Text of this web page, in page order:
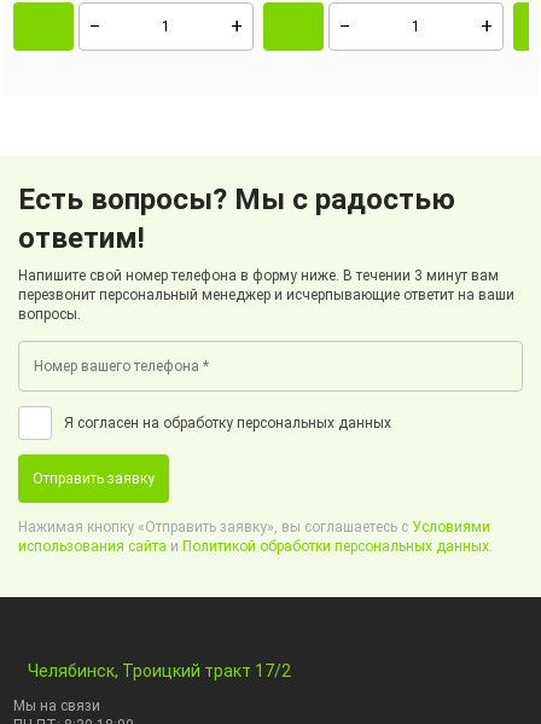
Есть вопросы? Мы с радостью
ответим!
Напишите свой номер телефона в форму ниже. В течении 3 минут вам
перезвонит персональный менеджер и исчерпывающие ответит на ваши
вопросы.
Я согласен на обработку персональных данных
Отправить заявку
Нажимая кнопку «Отправить заявку», вы соглашаетесь с Условиями
использования сайта и Политикой обработки персональных данных.
Челябинск, Троицкий тракт 17/2
Мы на связи